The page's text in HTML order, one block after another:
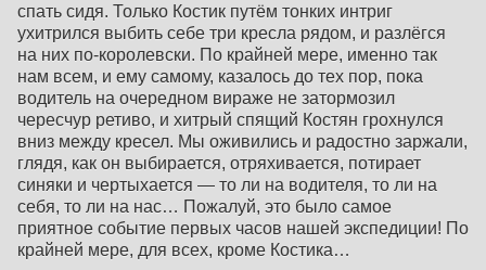
спать сидя. Только Костик путём тонких интриг
ухитрился выбить себе три кресла рядом, и разлёгся
на них по-королевски. По крайней мере, именно так
нам всем, и ему самому, казалось до тех пор, пока
водитель на очередном вираже не затормозил
чересчур ретиво, и хитрый спящий Костян грохнулся
вниз между кресел. Мы оживились и радостно заржали,
глядя, как он выбирается, отряхивается, потирает
синяки и чертыхается — то ли на водителя, то ли на
себя, то ли на нас… Пожалуй, это было самое
приятное событие первых часов нашей экспедиции! По
крайней мере, для всех, кроме Костика…